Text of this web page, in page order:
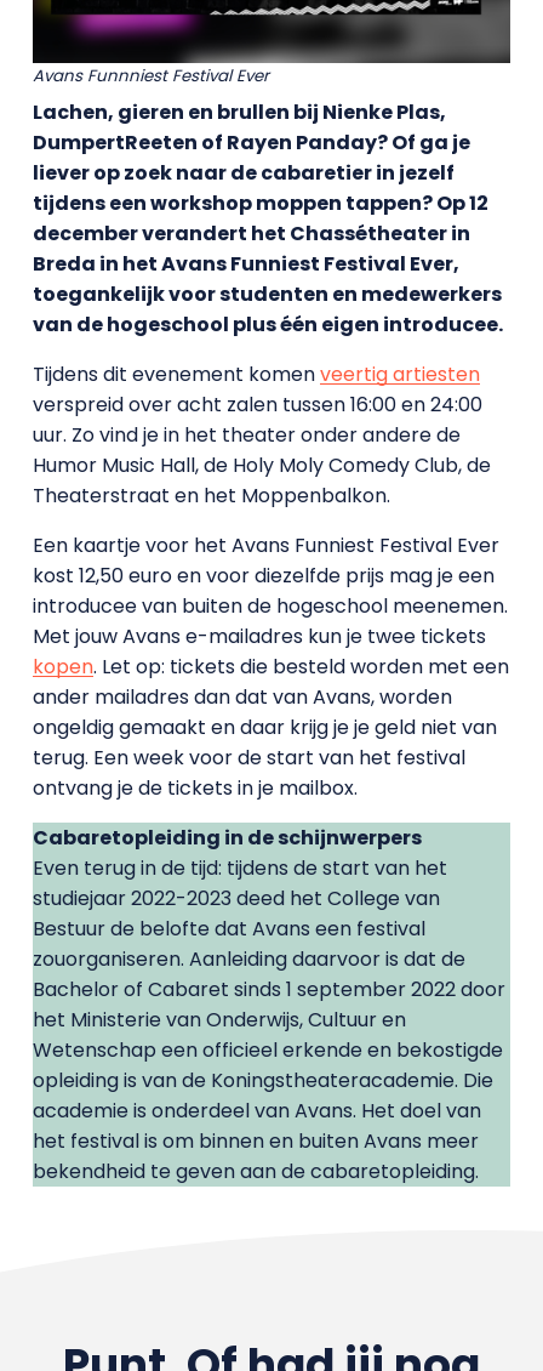
Avans Funnniest Festival Ever
Lachen, gieren en brullen bij Nienke Plas,
DumpertReeten of Rayen Panday? Of ga je
liever op zoek naar de cabaretier in jezelf
tijdens een workshop moppen tappen? Op 12
december verandert het Chassétheater in
Breda in het Avans Funniest Festival Ever,
toegankelijk voor studenten en medewerkers
van de hogeschool plus één eigen introducee.
Tijdens dit evenement komenveertig artiesten
verspreid over acht zalen tussen 16:00 en 24:00
uur. Zo vind je in het theater onder andere de
Humor Music Hall, de Holy Moly Comedy Club, de
Theaterstraat en het Moppenbalkon.
Een kaartje voor het Avans Funniest Festival Ever
kost 12,50 euro en voor diezelfde prijs mag je een
introducee van buiten de hogeschool meenemen.
Met jouw Avans e-mailadres kun je twee tickets
kopen. Let op: tickets die besteld worden met een
ander mailadres dan dat van Avans, worden
ongeldig gemaakt en daar krijg je je geld niet van
terug. Een week voor de start van het festival
ontvang je de tickets in je mailbox.
Cabaretopleiding in de schijnwerpers
Even terug in de tijd: tijdens de start van het
studiejaar 2022-2023 deed het College van
Bestuur de belofte dat Avans een festival
zouorganiseren. Aanleiding daarvoor is dat de
Bachelor of Cabaret sinds 1 september 2022 door
het Ministerie van Onderwijs, Cultuur en
Wetenschap een officieel erkende en bekostigde
opleiding is van de Koningstheateracademie. Die
academie is onderdeel van Avans. Het doel van
het festival is om binnen en buiten Avans meer
bekendheid te geven aan de cabaretopleiding.